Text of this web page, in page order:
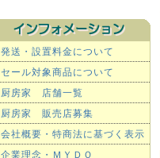
発送・設置料金について
セール対象商品について
厨房家 店舗一覧
厨房家 販売店募集
会社概要・特商法に基づく表示
企業理念・ＭＹＤＯ